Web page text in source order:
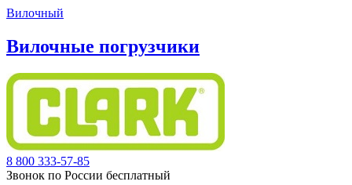
Вилочный
Вилочные погрузчики
8 800 333-57-85
Звонок по России бесплатный